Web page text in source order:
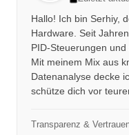
Hallo! Ich bin Serhiy,
Hardware. Seit
PID-Steuerungen
Mit meinem Mix aus
Datenanalyse decke
schütze dich vor
Transparenz &